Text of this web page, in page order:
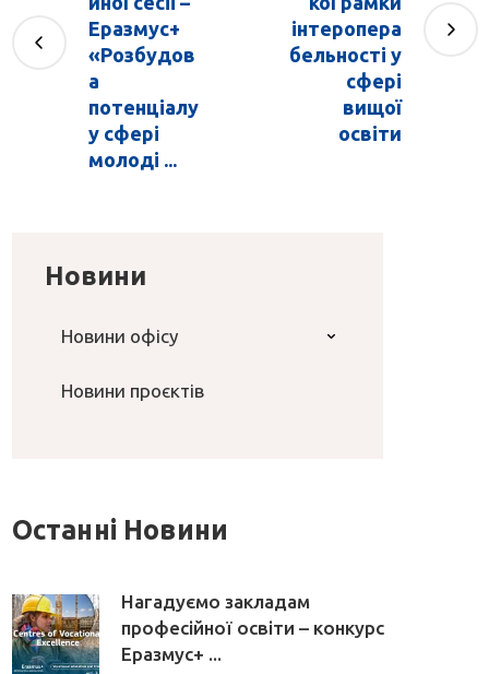
Еразмус+
«Розбудов
а
потенціалу
у сфері
молоді ...
інтеропера
бельності у
сфері
вищої
освіти
Новини
Новини офісу
Новини проєктів
Останні Новини
Нагадуємо закладам
професійної освіти – конкурс
Еразмус+ ...